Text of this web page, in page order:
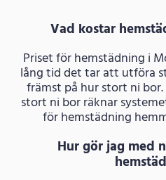
Vad kostar
Priset för hemstädning i
lång tid det tar att utföra
främst på hur stort ni
stort ni bor räknar
för hemstädning
Hur gör jag med